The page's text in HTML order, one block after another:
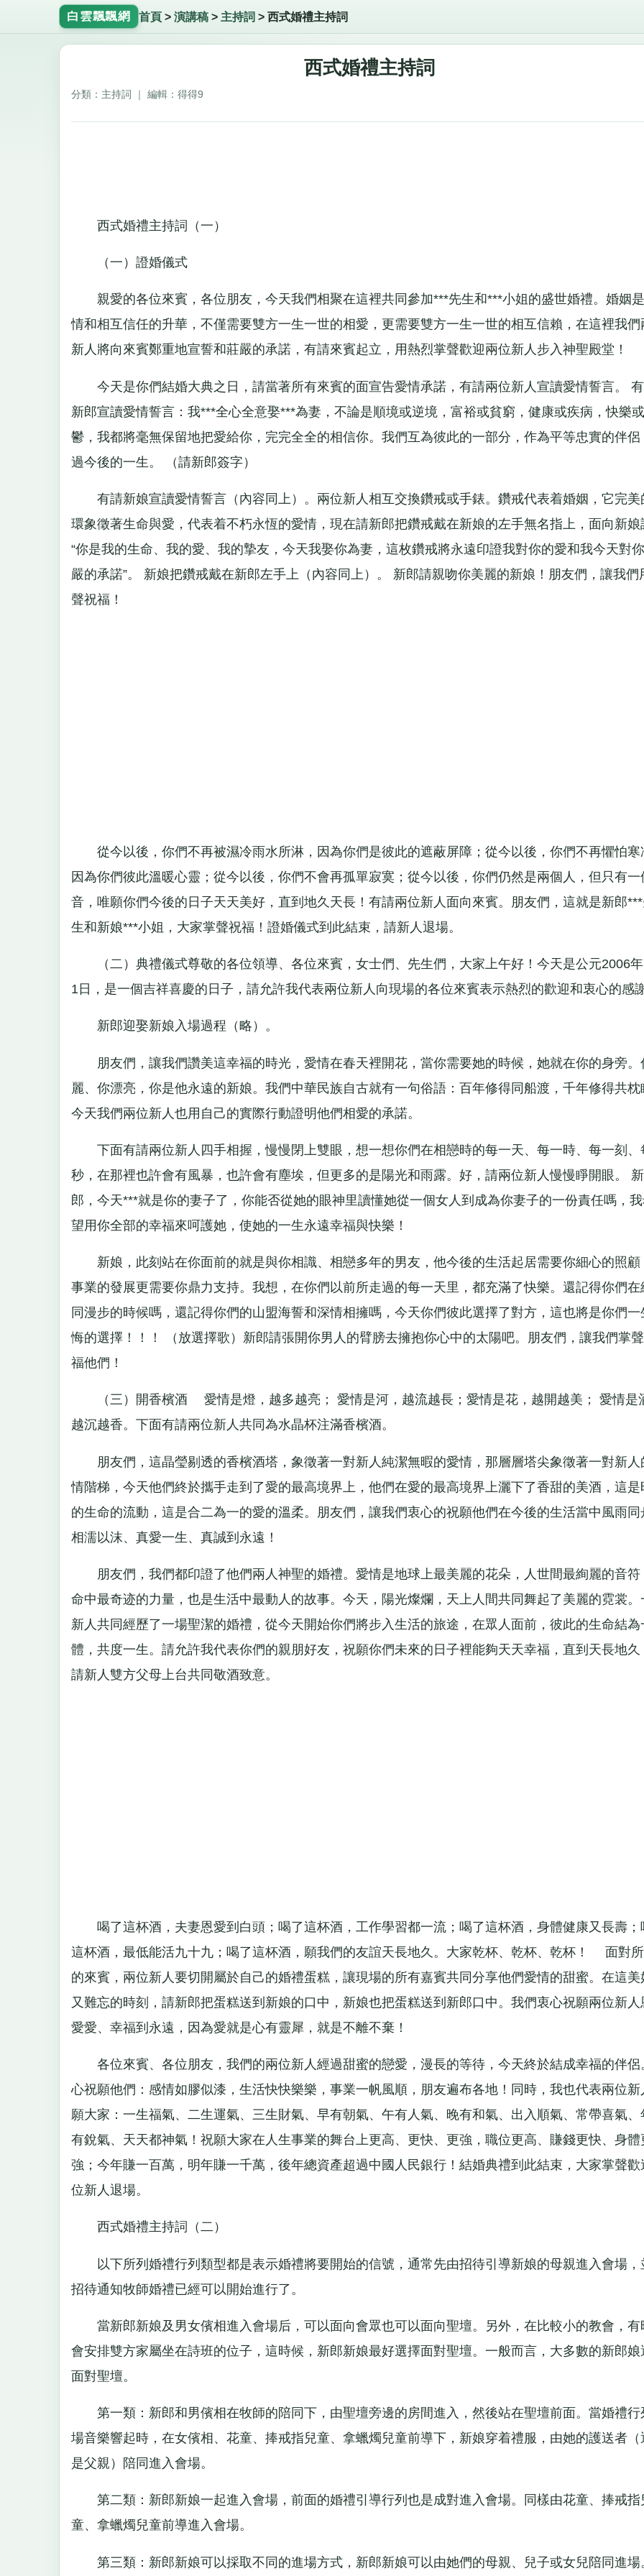
白雲飄飄網 首頁> 演講稿> 主持詞 > 西式婚禮主持詞
西式婚禮主持詞
分類：主持詞 ｜ 編輯：得得9
西式婚禮主持詞（一）
（一）證婚儀式
親愛的各位來賓，各位朋友，今天我們相聚在這裡共同參加***先生和***小姐的盛世婚禮。婚姻
情和相互信任的升華，不僅需要雙方一生一世的相愛，更需要雙方一生一世的相互信賴，在這裡我們
新人將向來賓鄭重地宣誓和莊嚴的承諾，有請來賓起立，用熱烈掌聲歡迎兩位新人步入神聖殿堂！
今天是你們結婚大典之日，請當著所有來賓的面宣告愛情承諾，有請兩位新人宣讀愛情誓言。
新郎宣讀愛情誓言：我***全心全意娶***為妻，不論是順境或逆境，富裕或貧窮，健康或疾病，快樂
鬱，我都將毫無保留地把愛給你，完完全全的相信你。我們互為彼此的一部分，作為平等忠實的伴侶
過今後的一生。 （請新郎簽字）
有請新娘宣讀愛情誓言（內容同上）。兩位新人相互交換鑽戒或手錶。鑽戒代表着婚姻，它完美
環象徵著生命與愛，代表着不朽永恆的愛情，現在請新郎把鑽戒戴在新娘的左手無名指上，面向新娘
“你是我的生命、我的愛、我的摯友，今天我娶你為妻，這枚鑽戒將永遠印證我對你的愛和我今天對
嚴的承諾”。 新娘把鑽戒戴在新郎左手上（內容同上）。 新郎請親吻你美麗的新娘！朋友們，讓我們
聲祝福！
從今以後，你們不再被濕冷雨水所淋，因為你們是彼此的遮蔽屏障；從今以後，你們不再懼怕寒
因為你們彼此溫暖心靈；從今以後，你們不會再孤單寂寞；從今以後，你們仍然是兩個人，但只有一
音，唯願你們今後的日子天天美好，直到地久天長！有請兩位新人面向來賓。朋友們，這就是新郎
生和新娘***小姐，大家掌聲祝福！證婚儀式到此結束，請新人退場。
（二）典禮儀式尊敬的各位領導、各位來賓，女士們、先生們，大家上午好！今天是公元2006年
1日，是一個吉祥喜慶的日子，請允許我代表兩位新人向現場的各位來賓表示熱烈的歡迎和衷心的感
新郎迎娶新娘入場過程（略）。
朋友們，讓我們讚美這幸福的時光，愛情在春天裡開花，當你需要她的時候，她就在你的身旁。
麗、你漂亮，你是他永遠的新娘。我們中華民族自古就有一句俗語：百年修得同船渡，千年修得共枕
今天我們兩位新人也用自己的實際行動證明他們相愛的承諾。
下面有請兩位新人四手相握，慢慢閉上雙眼，想一想你們在相戀時的每一天、每一時、每一刻、
秒，在那裡也許會有風暴，也許會有塵埃，但更多的是陽光和雨露。好，請兩位新人慢慢睜開眼。 新
郎，今天***就是你的妻子了，你能否從她的眼神里讀懂她從一個女人到成為你妻子的一份責任嗎，
望用你全部的幸福來呵護她，使她的一生永遠幸福與快樂！
新娘，此刻站在你面前的就是與你相識、相戀多年的男友，他今後的生活起居需要你細心的照顧
事業的發展更需要你鼎力支持。我想，在你們以前所走過的每一天里，都充滿了快樂。還記得你們在
同漫步的時候嗎，還記得你們的山盟海誓和深情相擁嗎，今天你們彼此選擇了對方，這也將是你們一
悔的選擇！！！ （放選擇歌）新郎請張開你男人的臂膀去擁抱你心中的太陽吧。朋友們，讓我們掌
福他們！
（三）開香檳酒 愛情是燈，越多越亮； 愛情是河，越流越長；愛情是花，越開越美； 愛情是
越沉越香。下面有請兩位新人共同為水晶杯注滿香檳酒。
朋友們，這晶瑩剔透的香檳酒塔，象徵著一對新人純潔無暇的愛情，那層層塔尖象徵著一對新人
情階梯，今天他們終於攜手走到了愛的最高境界上，他們在愛的最高境界上灑下了香甜的美酒，這是
的生命的流動，這是合二為一的愛的溫柔。朋友們，讓我們衷心的祝願他們在今後的生活當中風雨同
相濡以沫、真愛一生、真誠到永遠！
朋友們，我們都印證了他們兩人神聖的婚禮。愛情是地球上最美麗的花朵，人世間最絢麗的音符
命中最奇迹的力量，也是生活中最動人的故事。今天，陽光燦爛，天上人間共同舞起了美麗的霓裳。
新人共同經歷了一場聖潔的婚禮，從今天開始你們將步入生活的旅途，在眾人面前，彼此的生命結為
體，共度一生。請允許我代表你們的親朋好友，祝願你們未來的日子裡能夠天天幸福，直到天長地久
請新人雙方父母上台共同敬酒致意。
喝了這杯酒，夫妻恩愛到白頭；喝了這杯酒，工作學習都一流；喝了這杯酒，身體健康又長壽；
這杯酒，最低能活九十九；喝了這杯酒，願我們的友誼天長地久。大家乾杯、乾杯、乾杯！ 面對
的來賓，兩位新人要切開屬於自己的婚禮蛋糕，讓現場的所有嘉賓共同分享他們愛情的甜蜜。在這美
又難忘的時刻，請新郎把蛋糕送到新娘的口中，新娘也把蛋糕送到新郎口中。我們衷心祝願兩位新人
愛愛、幸福到永遠，因為愛就是心有靈犀，就是不離不棄！
各位來賓、各位朋友，我們的兩位新人經過甜蜜的戀愛，漫長的等待，今天終於結成幸福的伴侶
心祝願他們：感情如膠似漆，生活快快樂樂，事業一帆風順，朋友遍布各地！同時，我也代表兩位新
願大家：一生福氣、二生運氣、三生財氣、早有朝氣、午有人氣、晚有和氣、出入順氣、常帶喜氣、
有銳氣、天天都神氣！祝願大家在人生事業的舞台上更高、更快、更強，職位更高、賺錢更快、身體
強；今年賺一百萬，明年賺一千萬，後年總資產超過中國人民銀行！結婚典禮到此結束，大家掌聲歡
位新人退場。
西式婚禮主持詞（二）
以下所列婚禮行列類型都是表示婚禮將要開始的信號，通常先由招待引導新娘的母親進入會場，
招待通知牧師婚禮已經可以開始進行了。
當新郎新娘及男女儐相進入會場后，可以面向會眾也可以面向聖壇。另外，在比較小的教會，有
會安排雙方家屬坐在詩班的位子，這時候，新郎新娘最好選擇面對聖壇。一般而言，大多數的新郎娘
面對聖壇。
第一類：新郎和男儐相在牧師的陪同下，由聖壇旁邊的房間進入，然後站在聖壇前面。當婚禮行
場音樂響起時，在女儐相、花童、捧戒指兒童、拿蠟燭兒童前導下，新娘穿着禮服，由她的護送者（
是父親）陪同進入會場。
第二類：新郎新娘一起進入會場，前面的婚禮引導行列也是成對進入會場。同樣由花童、捧戒指
童、拿蠟燭兒童前導進入會場。
第三類：新郎新娘可以採取不同的進場方式，新郎新娘可以由她們的母親、兒子或女兒陪同進場